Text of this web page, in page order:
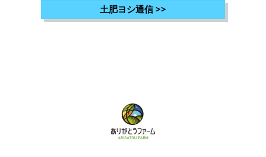
土肥ヨシ通信>>